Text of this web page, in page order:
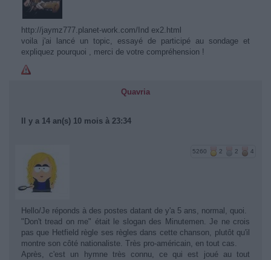
http://jaymz777.planet-work.com/Ind ex2.html
voila j'ai lancé un topic, essayé de participé au sondage et
expliquez pourquoi , merci de votre compréhension !
Quavria
Il y a 14 an(s) 10 mois à 23:34
5260 2 2 4
Hello/Je réponds à des postes datant de y'a 5 ans, normal, quoi.
"Don't tread on me" était le slogan des Minutemen. Je ne crois
pas que Hetfield règle ses règles dans cette chanson, plutôt qu'il
montre son côté nationaliste. Très pro-américain, en tout cas.
Après, c'est un hymne très connu, ce qui est joué au tout